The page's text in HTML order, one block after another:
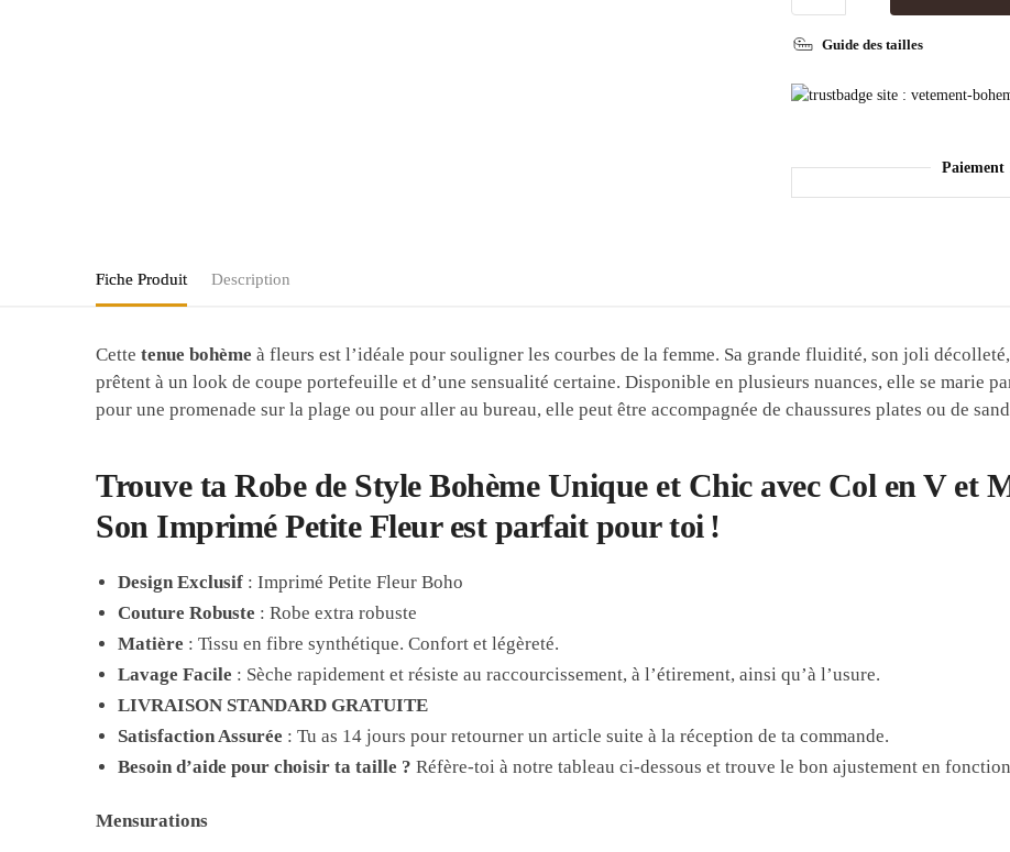
Guide des tailles
Paiement
Fiche Produit Description
Cettetenue bohème à fleurs est l’idéale pour souligner les courbes de la femme. Sa grande fluidité, son joli
prêtent à un look de coupe portefeuille et d’une sensualité certaine. Disponible en plusieurs nuances, elle se marie
pour une promenade sur la plage ou pour aller au bureau, elle peut être accompagnée de chaussures plates ou de
Trouve ta Robe de Style Bohème Unique et Chic avec Col en V et
Son Imprimé Petite Fleur est parfait pour toi !
Design Exclusif : Imprimé Petite Fleur Boho
Couture Robuste : Robe extra robuste
Matière : Tissu en fibre synthétique. Confort et légèreté.
Lavage Facile : Sèche rapidement et résiste au raccourcissement, à l’étirement, ainsi qu’à l’usure.
LIVRAISON STANDARD GRATUITE
Satisfaction Assurée : Tu as 14 jours pour retourner un article suite à la réception de ta commande.
Besoin d’aide pour choisir ta taille ? Réfère-toi à notre tableau ci-dessous et trouve le bon ajustement en
Mensurations